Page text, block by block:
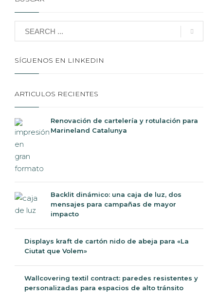
SÍGUENOS EN LINKEDIN
ARTICULOS RECIENTES
Renovación de cartelería y rotulación para
Marineland Catalunya
Backlit dinámico: una caja de luz, dos
mensajes para campañas de mayor
impacto
Displays kraft de cartón nido de abeja para «La
Ciutat que Volem»
Wallcovering textil contract: paredes resistentes y
personalizadas para espacios de alto tránsito